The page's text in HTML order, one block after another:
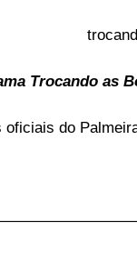
Trocando as
do